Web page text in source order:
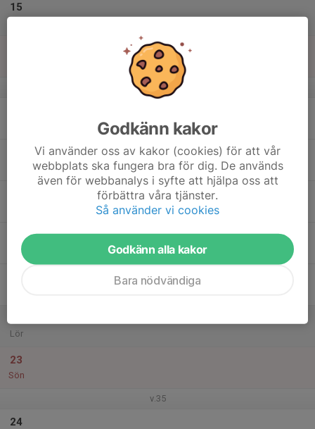
15
v.34
Tor
Lör
23
Sön
v.35
24
Godkänn kakor
Vi använder oss av kakor (cookies) för att vår
webbplats ska fungera bra för dig. De används
även för webbanalys i syfte att hjälpa oss att
förbättra våra tjänster.
Så använder vi cookies
Godkänn alla kakor
Bara nödvändiga